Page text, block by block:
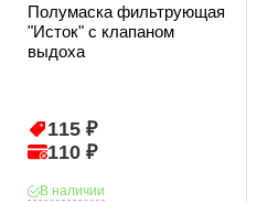
Полумаска фильтрующая
"Исток" с клапаном
выдоха
115 ₽
110 ₽
В наличии